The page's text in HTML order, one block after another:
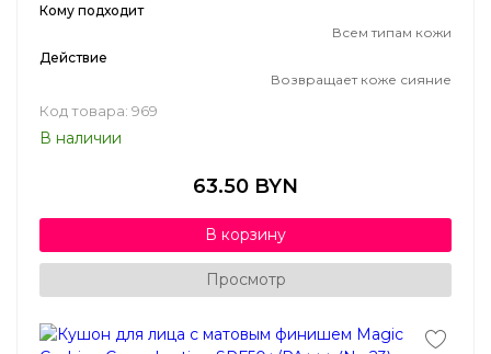
Кому подходит
Всем типам кожи
Действие
Возвращает коже сияние
Код товара: 969
В наличии
63.50 BYN
В корзину
Просмотр